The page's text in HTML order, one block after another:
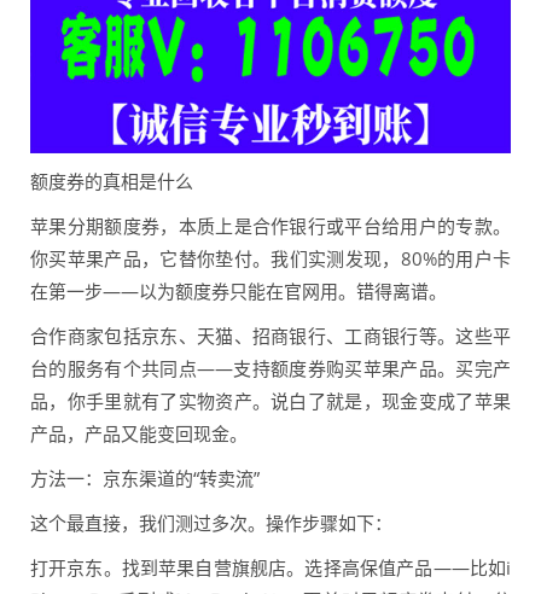
额度券的真相是什么
苹果分期额度券，本质上是合作银行或平台给用户的专款。
你买苹果产品，它替你垫付。我们实测发现，80%的用户卡
在第一步——以为额度券只能在官网用。错得离谱。
合作商家包括京东、天猫、招商银行、工商银行等。这些平
台的服务有个共同点——支持额度券购买苹果产品。买完产
品，你手里就有了实物资产。说白了就是，现金变成了苹果
产品，产品又能变回现金。
方法一：京东渠道的“转卖流”
这个最直接，我们测过多次。操作步骤如下：
打开京东。找到苹果自营旗舰店。选择高保值产品——比如i